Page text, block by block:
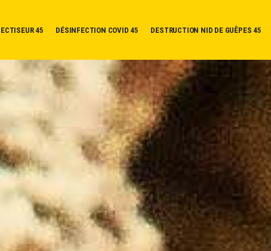
45 DÉSINFECTION COVID 45 DESTRUCTION NID DE GUÊPES 45